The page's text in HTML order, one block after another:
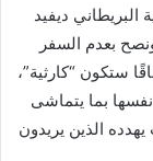
البريطاني ديفيد
بعدم السفر
ستكون “كارثية”،
بما يتماشى
الذين يريدون